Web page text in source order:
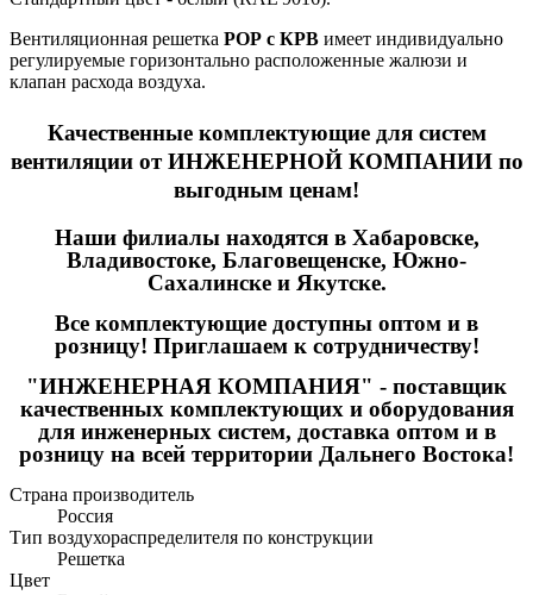
Вентиляционная решетка РОР с КРВ имеет индивидуально
регулируемые горизонтально расположенные жалюзи и
клапан расхода воздуха.
Качественные комплектующие для систем
вентиляции от ИНЖЕНЕРНОЙ КОМПАНИИ по
выгодным ценам!
Наши филиалы находятся в Хабаровске,
Владивостоке, Благовещенске, Южно-
Сахалинске и Якутске.
Все комплектующие доступны оптом и в
розницу! Приглашаем к сотрудничеству!
"ИНЖЕНЕРНАЯ КОМПАНИЯ" - поставщик
качественных комплектующих и оборудования
для инженерных систем, доставка оптом и в
розницу на всей территории Дальнего Востока!
Страна производитель
Россия
Тип воздухораспределителя по конструкции
Решетка
Цвет